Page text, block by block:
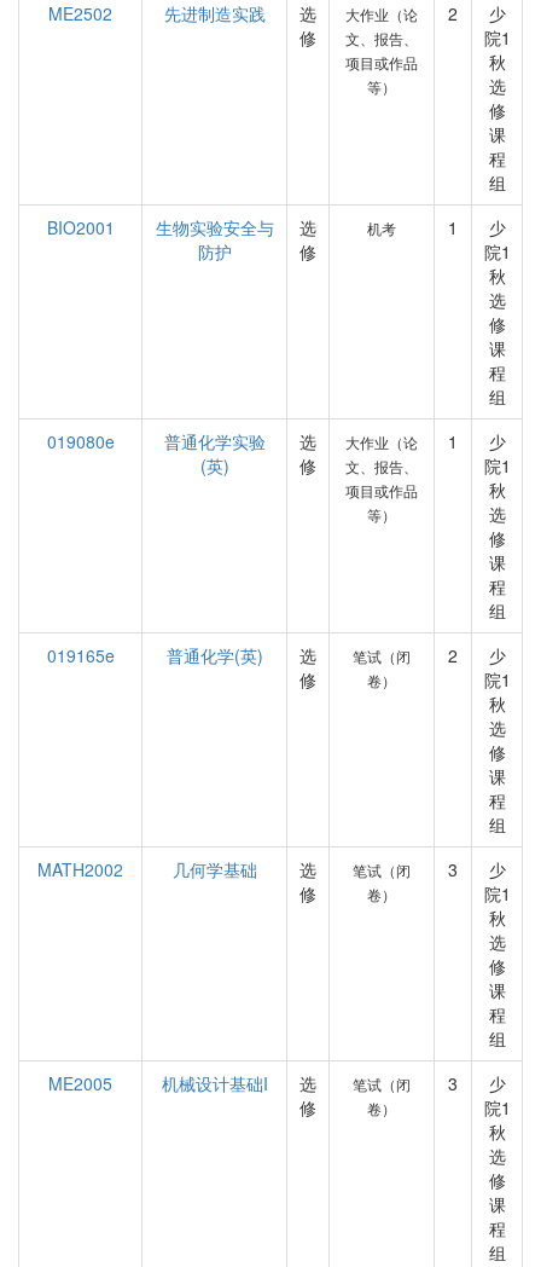
ME2502
先进制造实践
选
修
大作业（论
文、报告、
项目或作品
等）
2
少
院1
秋
选
修
课
程
组
BIO2001
生物实验安全与
防护
选
修
机考 1
少
院1
秋
选
修
课
程
组
019080e
普通化学实验
(英)
选
修
大作业（论
文、报告、
项目或作品
等）
1
少
院1
秋
选
修
课
程
组
019165e
普通化学(英)
选
修
笔试（闭
卷）
2
少
院1
秋
选
修
课
程
组
MATH2002
几何学基础
选
修
笔试（闭
卷）
3
少
院1
秋
选
修
课
程
组
ME2005
机械设计基础I
选
修
笔试（闭
卷）
3
少
院1
秋
选
修
课
程
组